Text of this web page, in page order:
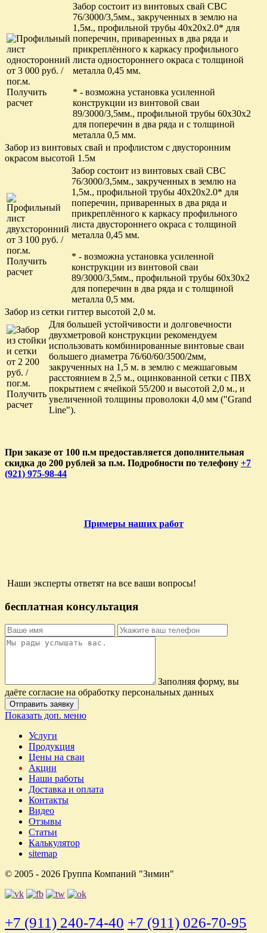
от 3 000 руб. /
пог.м.
Получить
расчет
Забор состоит из винтовых свай СВС
76/3000/3,5мм., закрученных в землю на
1,5м., профильной трубы 40x20x2.0* для
поперечин, приваренных в два ряда и
прикреплённого к каркасу профильного
листа одностороннего окраса с толщиной
металла 0,45 мм.
* - возможна установка усиленной
конструкции из винтовой сваи
89/3000/3,5мм., профильной трубы 60х30х2
для поперечин в два ряда и с толщиной
металла 0,5 мм.
Забор из винтовых свай и профлистом с двусторонним
окрасом высотой 1.5м
от 3 100 руб. /
пог.м.
Получить
расчет
Забор состоит из винтовых свай СВС
76/3000/3,5мм., закрученных в землю на
1,5м., профильной трубы 40х20х2.0* для
поперечин, приваренных в два ряда и
прикреплённого к каркасу профильного
листа двустороннего окраса с толщиной
металла 0,45 мм.
* - возможна установка усиленной
конструкции из винтовой сваи
89/3000/3,5мм., профильной трубы 60х30х2
для поперечин в два ряда и с толщиной
металла 0,5 мм.
Забор из сетки гиттер высотой 2,0 м.
от 2 200
руб. /
пог.м.
Получить
расчет
Для большей устойчивости и долговечности
двухметровой конструкции рекомендуем
использовать комбинированные винтовые сваи
большего диаметра 76/60/60/3500/2мм,
закрученных на 1,5 м. в землю с межшаговым
расстоянием в 2,5 м., оцинкованной сетки с ПВХ
покрытием с ячейкой 55/200 и высотой 2,0 м., и
увеличенной толщины проволоки 4,0 мм ("Grand
Line").
При заказе от 100 п.м предоставляется дополнительная
скидка до 200 рублей за п.м. Подробности по телефону +7
(921) 975-98-44
Примеры наших работ
Наши эксперты ответят на все ваши вопросы!
бесплатная консультация
Заполняя форму, вы
даёте согласие на обработку персональных данных
Отправить заявку
Показать доп. меню
Услуги
Продукция
Цены на сваи
Акции
Наши работы
Доставка и оплата
Контакты
Видео
Отзывы
Статьи
Калькулятор
sitemap
© 2005 - 2026 Группа Компаний "Зимин"
+7 (911) 240-74-40 +7 (911) 026-70-95